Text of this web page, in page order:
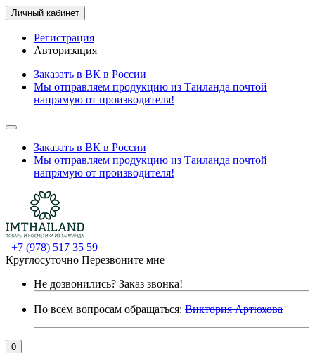
Личный кабинет
Регистрация
Авторизация
Заказать в ВК в России
Мы отправляем продукцию из Таиланда почтой
напрямую от производителя!
Заказать в ВК в России
Мы отправляем продукцию из Таиланда почтой
напрямую от производителя!
+7 (978) 517 35 59
Круглосуточно Перезвоните мне
Не дозвонились? Заказ звонка!
По всем вопросам обращаться: Виктория Артюхова
0